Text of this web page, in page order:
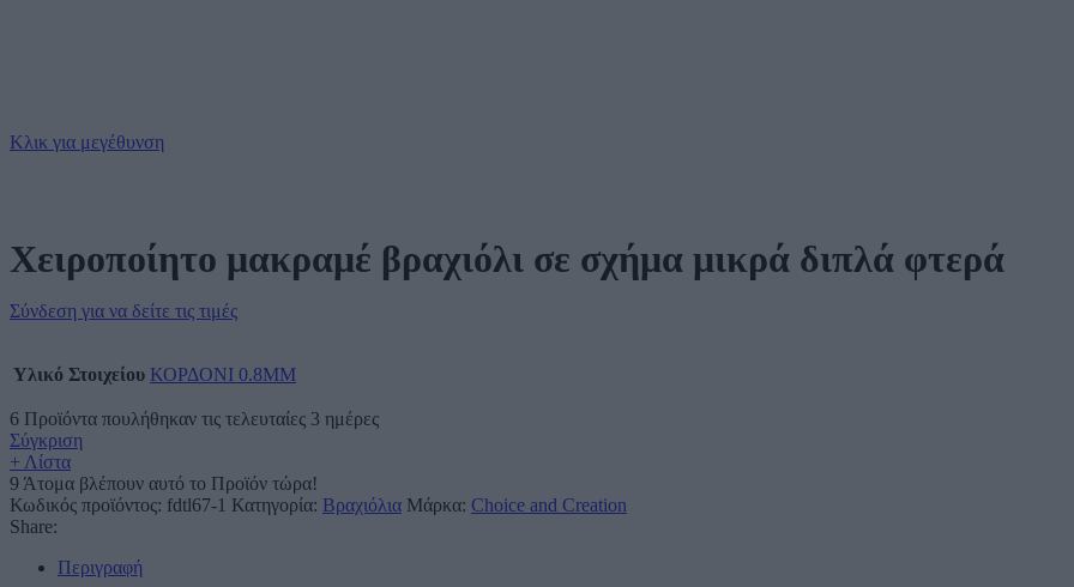
Κλικ για μεγέθυνση
Χειροποίητο μακραμέ βραχιόλι σε σχήμα μικρά διπλά φτερά
Σύνδεση για να δείτε τις τιμές
Υλικό Στοιχείου ΚΟΡΔΟΝΙ 0.8MM
6 Προϊόντα πουλήθηκαν τις τελευταίες 3 ημέρες
Σύγκριση
+ Λίστα
9 Άτομα βλέπουν αυτό το Προϊόν τώρα!
Κωδικός προϊόντος: fdtl67-1 Κατηγορία: Βραχιόλια Μάρκα: Choice and Creation
Share:
Περιγραφή